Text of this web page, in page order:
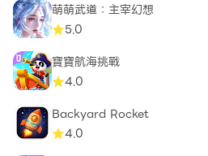
萌萌武道：主宰幻想
5.0
寶寶航海挑戰
4.0
Backyard Rocket
4.0